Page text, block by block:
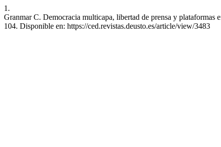
1.
Granmar C. Democracia multicapa, libertad de prensa y
104. Disponible en: https://ced.revistas.deusto.es/article/view/3483